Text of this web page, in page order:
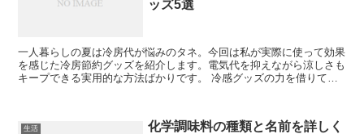
ッズ5選
一人暮らしの夏は冷房代が悩みのタネ。今回は私が実際に使って効果
を感じた冷房節約グッズを紹介します。電気代を抑えながら涼しさも
キープできる実用的な方法ばかりです。 冷感グッズの力を借りて冷
生活
化学調味料の種類と名前を詳しく